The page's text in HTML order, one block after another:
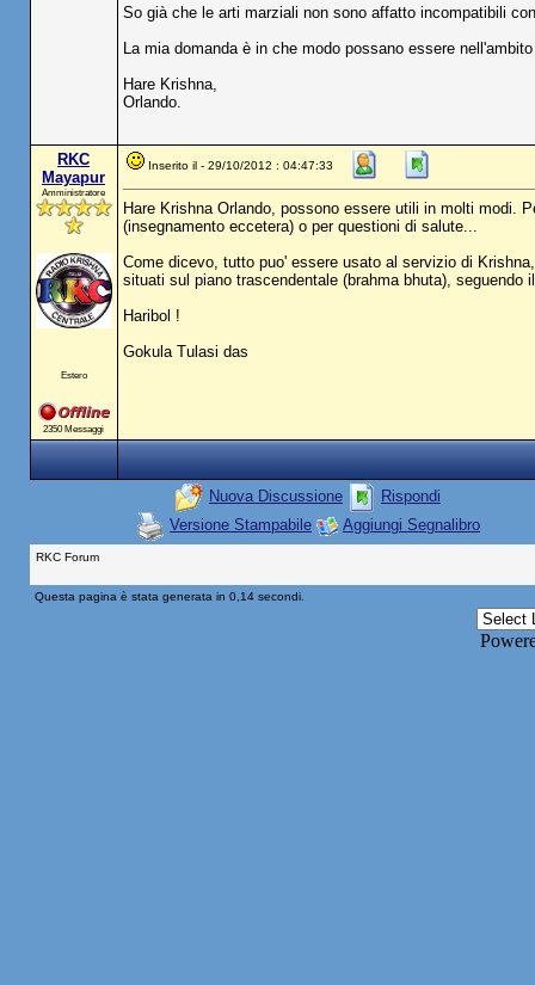
So già che le arti marziali non sono affatto incompatibili
La mia domanda è in che modo possano essere
Hare Krishna,
Orlando.
RKC
Mayapur
Amministratore
Estero
2350 Messaggi
Inserito il - 29/10/2012 : 04:47:33
Hare Krishna Orlando, possono essere utili in molti modi.
(insegnamento eccetera) o per questioni di salute...
Come dicevo, tutto puo' essere usato al servizio di
situati sul piano trascendentale (brahma bhuta),
Haribol !
Gokula Tulasi das
Nuova Discussione
Rispondi
Versione Stampabile
Aggiungi Segnalibro
RKC Forum
Questa pagina è stata generata in 0,14 secondi.